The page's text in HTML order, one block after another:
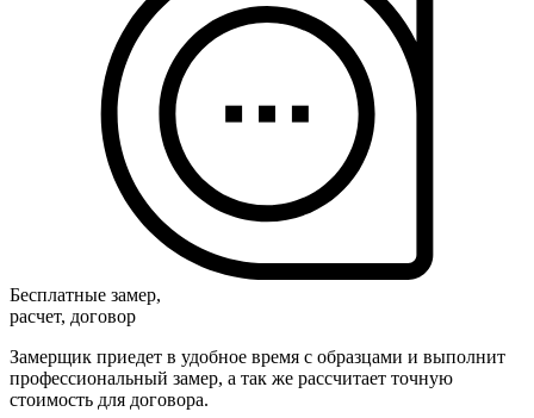
Бесплатные замер,
расчет, договор
Замерщик приедет в удобное время с образцами и выполнит
профессиональный замер, а так же рассчитает точную
стоимость для договора.